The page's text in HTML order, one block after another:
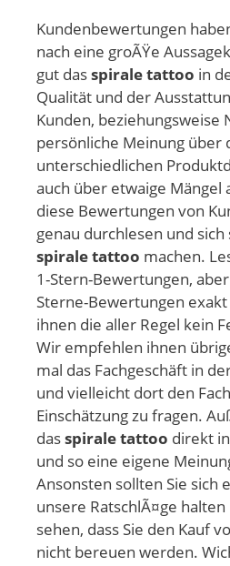
Kundenbewertungen
nach eine groÃŸe
gut dasspirale tattoo in
Qualität und der
Kunden, beziehungsweise
persönliche Meinung über
unterschiedlichen
auch über etwaige Mängel
diese Bewertungen von
genau durchlesen und
spirale tattoo machen.
1-Stern-Bewertungen,
Sterne-Bewertungen
ihnen die aller Regel kein
Wir empfehlen ihnen
mal das Fachgeschäft in
und vielleicht dort den
Einschätzung zu fragen.
dasspirale tattoo direkt
und so eine eigene
Ansonsten sollten Sie sich
unsere RatschlÃ¤ge
sehen, dass Sie den Kauf
nicht bereuen werden.